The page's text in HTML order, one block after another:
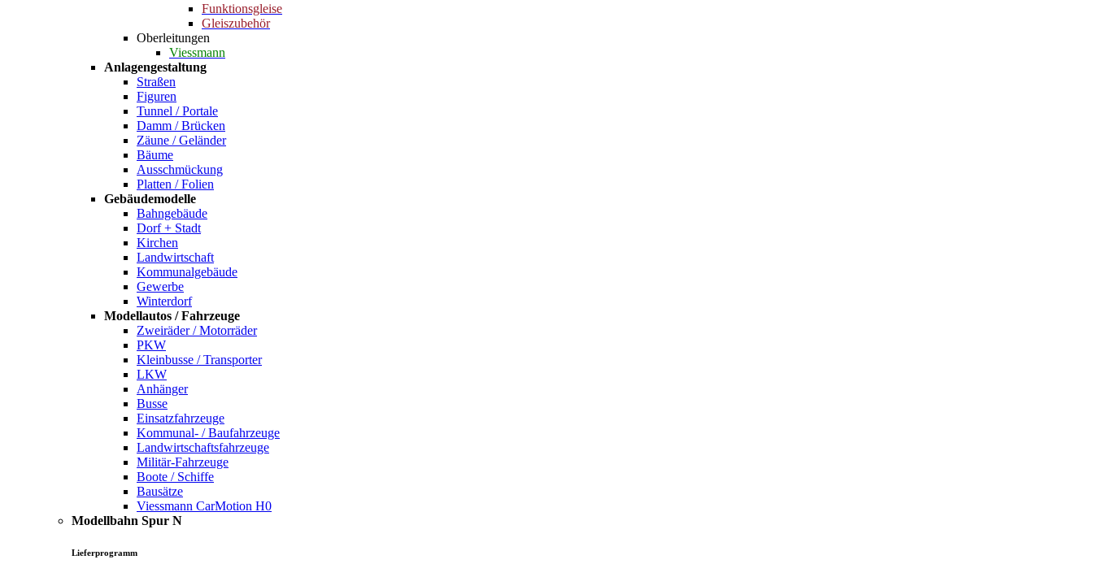
Funktionsgleise
Gleiszubehör
Oberleitungen
Viessmann
Anlagengestaltung
Straßen
Figuren
Tunnel / Portale
Damm / Brücken
Zäune / Geländer
Bäume
Ausschmückung
Platten / Folien
Gebäudemodelle
Bahngebäude
Dorf + Stadt
Kirchen
Landwirtschaft
Kommunalgebäude
Gewerbe
Winterdorf
Modellautos / Fahrzeuge
Zweiräder / Motorräder
PKW
Kleinbusse / Transporter
LKW
Anhänger
Busse
Einsatzfahrzeuge
Kommunal- / Baufahrzeuge
Landwirtschaftsfahrzeuge
Militär-Fahrzeuge
Boote / Schiffe
Bausätze
Viessmann CarMotion H0
Modellbahn Spur N
Lieferprogramm